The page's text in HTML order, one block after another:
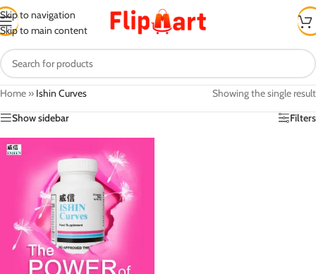
Skip to navigation
Skip to main content
Home » Ishin Curves
Showing the single result
Show sidebar
Filters